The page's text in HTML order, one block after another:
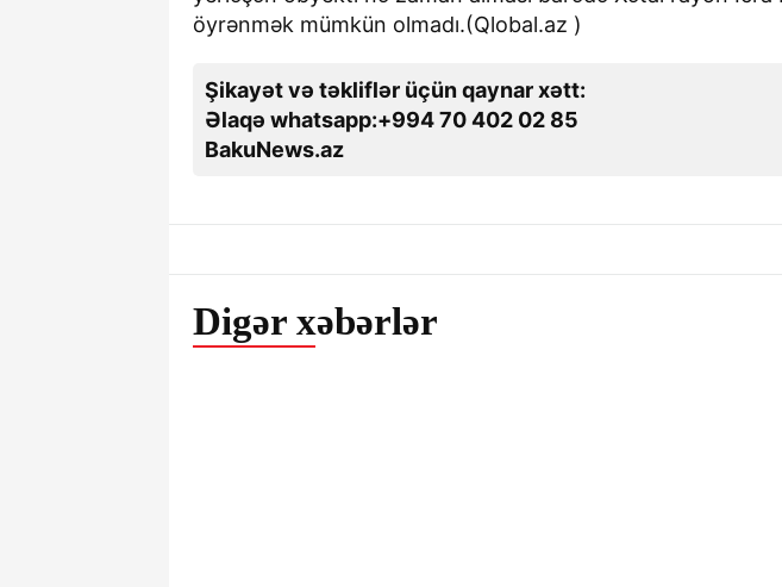
öyrənmək mümkün olmadı.(Qlobal.az )
Şikayət və təkliflər üçün qaynar xətt:
Əlaqə whatsapp:+994 70 402 02 85
BakuNews.az
Digər xəbərlər